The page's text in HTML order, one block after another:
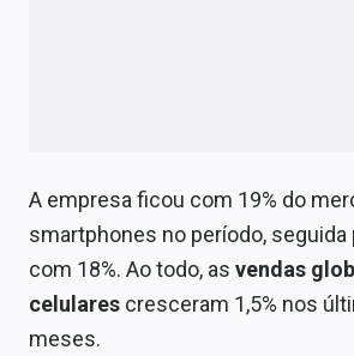
Sobre
Expediente
Contato
A empresa ficou com 19% do
smartphones no período, seguida
com 18%. Ao todo, as vendas
celulares cresceram 1,5% nos
meses.